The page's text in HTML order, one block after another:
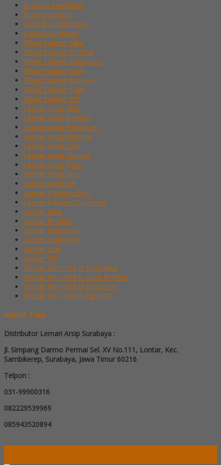
Brankas Daichiban
Brankas Ichiban
Cash Box Daichiban
Cash Box Ichiban
Filling Cabinet Alba
Filling Cabinet Brother
Filling Cabinet Emporium
Filling Cabinet Lion
Filling Cabinet Modera
Filling Cabinet Tiger
Filling Cabinet VIP
Lemari Arsip Alba
Lemari Arsip Brother
Lemari Arsip Emporium
Lemari Arsip Importa
Lemari Arsip Lion
Lemari Arsip Modera
Lemari Arsip Tiger
Lemari Arsip Uno
Lemari Arsip VIP
Lemari Pakaian Expo
Lemari Pakaian Orbitrend
Locker Alba
Locker Brother
Locker Emporium
Locker HighPoint
Locker Lion
Locker VIP
Mobile File / Roll O Pack Alba
Mobile File / Roll O Pack Brother
Mobile File / Roll O Pack Lion
Mobile File / Roll o Pack VIP
Alamat Toko
Distributor Lemari Arsip Surabaya :
Jl. Simpang Darmo Permai Sel. XV No.111, Lontar, Kec.
Sambikerep, Surabaya, Jawa Timur 60216
Telpon :
031-99900316
082229539969
085943520894